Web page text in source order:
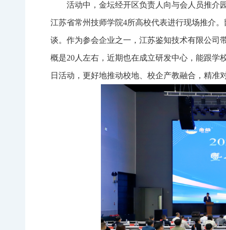
活动中，金坛经开区负责人向与会人员推介
江苏省常州技师学院4所高校代表进行现场推介
谈。作为参会企业之一，江苏鉴知技术有限公司
概是20人左右，近期也在成立研发中心，能跟
日活动，更好地推动校地、校企产教融合，精